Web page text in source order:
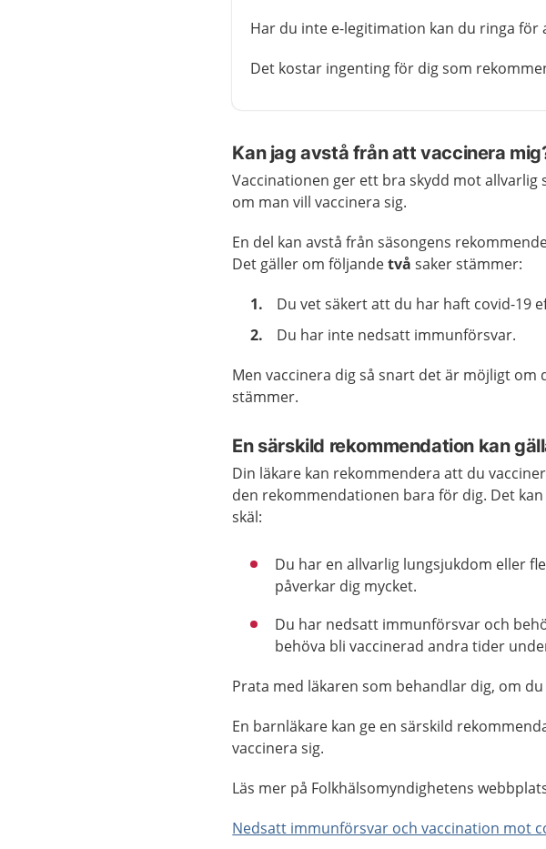
Har du inte e-legitimation kan du ringa för
Det kostar ingenting för dig som
Kan jag avstå från att vaccinera
Vaccinationen ger ett bra skydd mot
om man vill vaccinera sig.
En del kan avstå från säsongens
Det gäller om följandetvå saker stämmer:
Du vet säkert att du har haft covid-19
Du har inte nedsatt immunförsvar.
Men vaccinera dig så snart det är möjligt om
stämmer.
En särskild rekommendation kan
Din läkare kan rekommendera att du
den rekommendationen bara för dig. Det
skäl:
Du har en allvarlig lungsjukdom eller
påverkar dig mycket.
Du har nedsatt immunförsvar och
behöva bli vaccinerad andra tider
Prata med läkaren som behandlar dig, om
En barnläkare kan ge en särskild
vaccinera sig.
Läs mer på Folkhälsomyndighetens
Nedsatt immunförsvar och vaccination mot